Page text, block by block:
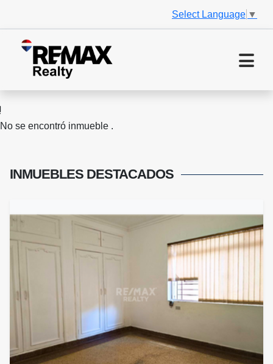
Select Language ▼
No se encontró inmueble .
INMUEBLES DESTACADOS